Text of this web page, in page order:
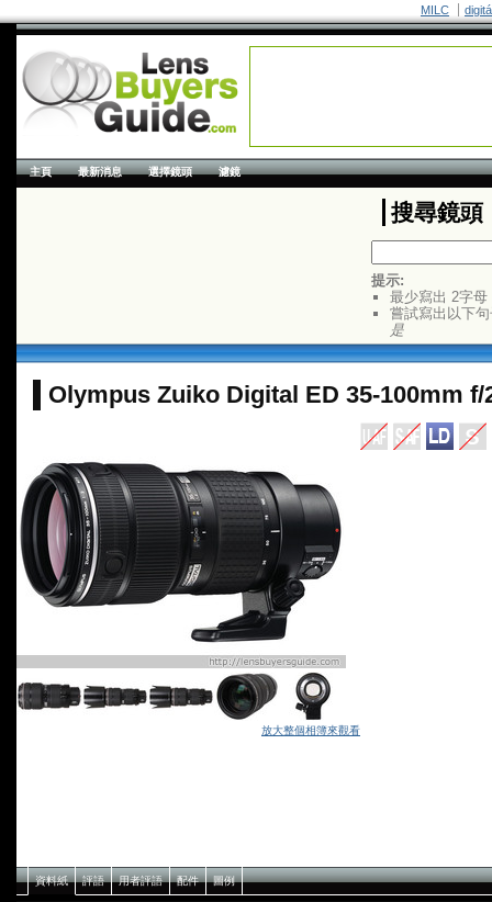
MILC
主頁 最新消息 選擇鏡頭 濾鏡
搜尋鏡頭
提示:
最少寫出 2字母
嘗試寫出以下
是
Olympus Zuiko Digital ED 35-100mm f/
放大整個相簿來觀看
資料紙 評語 用者評語 配件 圖例